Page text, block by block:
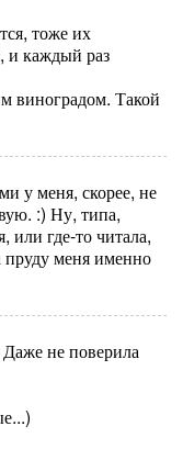
тоже их
и каждый раз
виноградом. Такой
у меня, скорее, не
:) Ну, типа,
или где-то читала,
меня именно
не поверила